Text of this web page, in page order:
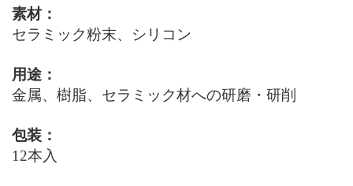
素材：
セラミック粉末、シリコン
用途：
金属、樹脂、セラミック材への研磨・研削
包装：
12本入